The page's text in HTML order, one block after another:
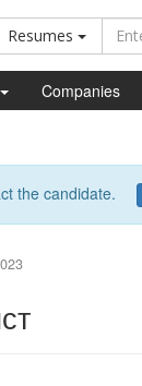
Resumes
Companies
the candidate.